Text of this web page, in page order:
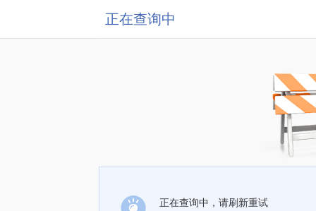
正在查询中
正在查询中，请刷新重试